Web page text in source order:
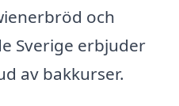
och
Sverige erbjuder
av bakkurser.